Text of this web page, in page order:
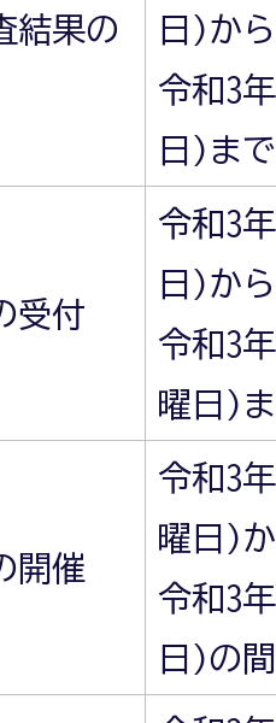
結果の
日)から
令和3
日)まで
受付
令和3
日)から
令和3
曜日)
開催
令和3
曜日)
令和3
日)の